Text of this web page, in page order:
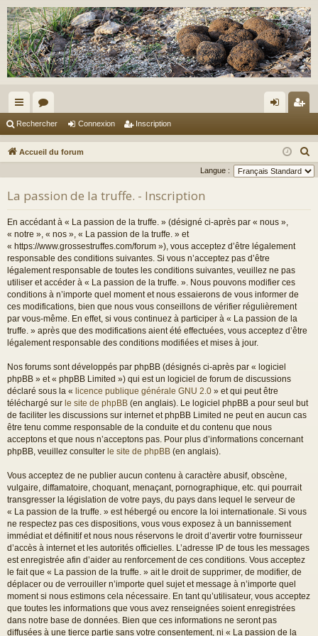
ac
co
s
or
u ne
xi
cri
pti
Rechercher Connexion Inscription
Accueil du forum
e
Langue :
La passion de la truffe. - Inscription
En accédant à « La passion de la truffe. » (désigné ci-après par « nous »,
« notre », « nos », « La passion de la truffe. » et
« https://www.grossestruffes.com/forum »), vous acceptez d’être légalement
responsable des conditions suivantes. Si vous n’acceptez pas d’être
légalement responsable de toutes les conditions suivantes, veuillez ne pas
utiliser et accéder à « La passion de la truffe. ». Nous pouvons modifier ces
conditions à n’importe quel moment et nous essaierons de vous informer de
ces modifications, bien que nous vous conseillons de vérifier régulièrement
par vous-même. En effet, si vous continuez à participer à « La passion de la
truffe. » après que des modifications aient été effectuées, vous acceptez d’être
légalement responsable des conditions modifiées et mises à jour.
Nos forums sont développés par phpBB (désignés ci-après par « logiciel
phpBB » et « phpBB Limited ») qui est un logiciel de forum de discussions
déclaré sous la « licence publique générale GNU 2.0 » et qui peut être
téléchargé sur le site de phpBB (en anglais). Le logiciel phpBB a pour seul but
de faciliter les discussions sur internet et phpBB Limited ne peut en aucun cas
être tenu comme responsable de la conduite et du contenu que nous
acceptons et que nous n’acceptons pas. Pour plus d’informations concernant
phpBB, veuillez consulter le site de phpBB (en anglais).
Vous acceptez de ne publier aucun contenu à caractère abusif, obscène,
vulgaire, diffamatoire, choquant, menaçant, pornographique, etc. qui pourrait
transgresser la législation de votre pays, du pays dans lequel le serveur de
« La passion de la truffe. » est hébergé ou encore la loi internationale. Si vous
ne respectez pas ces dispositions, vous vous exposez à un bannissement
immédiat et définitif et nous nous réservons le droit d’avertir votre fournisseur
d’accès à internet et les autorités officielles. L’adresse IP de tous les messages
est enregistrée afin d’aider au renforcement de ces conditions. Vous acceptez
le fait que « La passion de la truffe. » ait le droit de supprimer, de modifier, de
déplacer ou de verrouiller n’importe quel sujet et message à n’importe quel
moment si nous estimons cela nécessaire. En tant qu’utilisateur, vous acceptez
que toutes les informations que vous avez renseignées soient enregistrées
dans notre base de données. Bien que ces informations ne seront pas
diffusées à une tierce partie sans votre consentement, ni « La passion de la